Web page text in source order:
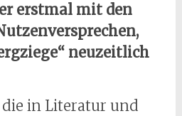
erstmal mit den
neuzeitlich
die in Literatur und